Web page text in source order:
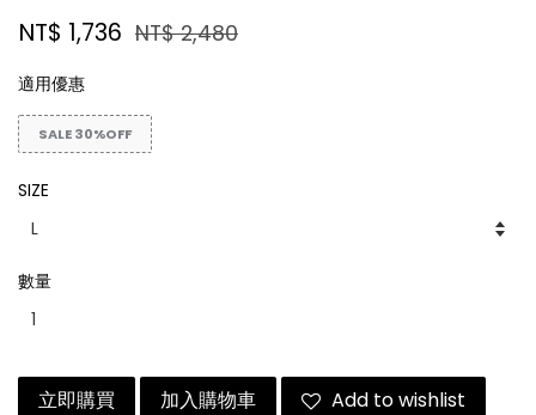
NT$ 1,736 NT$ 2,480
適用優惠
SALE 30%OFF
SIZE
數量
立即購買 加入購物車 Add to wishlist